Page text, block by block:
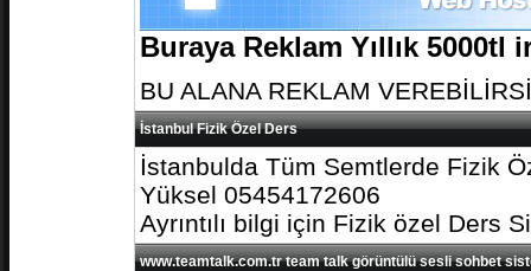
Buraya Reklam Yıllık
BU ALANA REKLAM
İstanbul Fizik Özel Ders
İstanbulda Tüm Semtlerde Fizik
Yüksel 05454172606
Ayrıntılı bilgi için Fizik özel Ders
www.teamtalk.com.tr team talk görüntülü sesli sohbet